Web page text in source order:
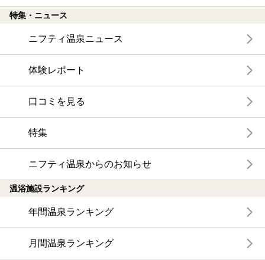
特集・ニュース
ニフティ温泉ニュース
体験レポート
口コミを見る
特集
ニフティ温泉からのお知らせ
温浴施設ランキング
年間温泉ランキング
月間温泉ランキング